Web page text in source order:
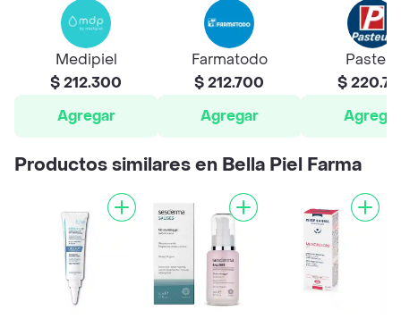
Medipiel
$ 212.300
Agregar
Farmatodo
$ 212.700
Agregar
Pasteur
$
Agregar
Productos similares en Bella Piel Farma